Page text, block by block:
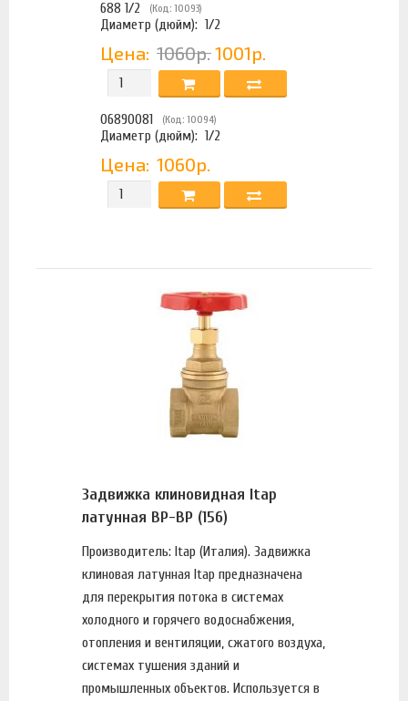
688 1/2 (Код: 10093)
Диаметр (дюйм): 1/2
Цена: 1060р. 1001р.
06890081 (Код: 10094)
Диаметр (дюйм): 1/2
Цена: 1060р.
Задвижка клиновидная Itap
латунная ВР-ВР (156)
Производитель: Itap (Италия). Задвижка
клиновая латунная Itap предназначена
для перекрытия потока в системах
холодного и горячего водоснабжения,
отопления и вентиляции, сжатого воздуха,
системах тушения зданий и
промышленных объектов. Используется в